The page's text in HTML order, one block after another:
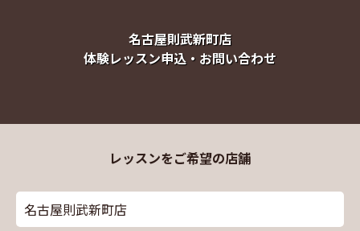
名古屋則武新町店
体験レッスン申込・お問い合わせ
レッスンをご希望の店舗
名古屋則武新町店